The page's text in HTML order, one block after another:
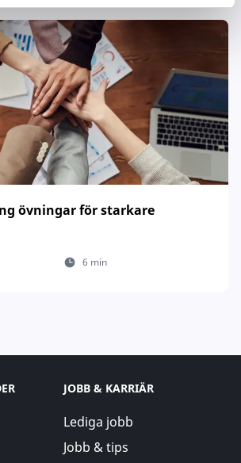
övningar för starkare
6 min
JOBB & KARRIÄR
Lediga jobb
Jobb & tips